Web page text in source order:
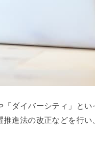
「ダイバーシティ」と
推進法の改正などを行